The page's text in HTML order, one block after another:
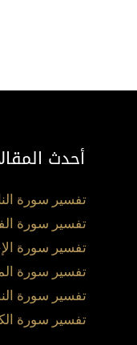
أحدث
تفسير سورة
تفسير سورة
تفسير سورة
تفسير سورة
تفسير سورة
تفسير سورة